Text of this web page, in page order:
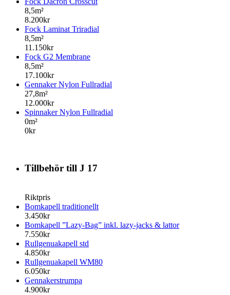
8,5m²
8.200kr
Fock Laminat Triradial
8,5m²
11.150kr
Fock G2 Membrane
8,5m²
17.100kr
Gennaker Nylon Fullradial
27,8m²
12.000kr
Spinnaker Nylon Fullradial
0m²
0kr
Tillbehör till J 17
Riktpris
Bomkapell traditionellt
3.450kr
Bomkapell ”Lazy-Bag” inkl. lazy-jacks & lattor
7.550kr
Rullgenuakapell std
4.850kr
Rullgenuakapell WM80
6.050kr
Gennakerstrumpa
4.900kr